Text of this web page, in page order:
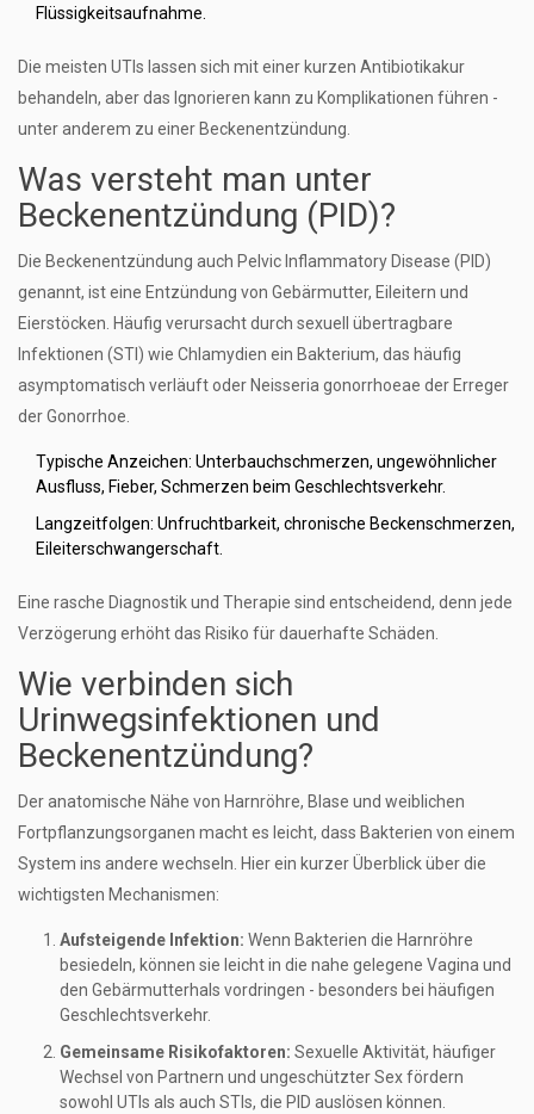
Flüssigkeitsaufnahme.
Die meisten UTIs lassen sich mit einer kurzen Antibiotikakur
behandeln, aber das Ignorieren kann zu Komplikationen führen -
unter anderem zu einer Beckenentzündung.
Was versteht man unter
Beckenentzündung (PID)?
Die Beckenentzündung auch Pelvic Inflammatory Disease (PID)
genannt, ist eine Entzündung von Gebärmutter, Eileitern und
Eierstöcken . Häufig verursacht durch sexuell übertragbare
Infektionen (STI) wie Chlamydien ein Bakterium, das häufig
asymptomatisch verläuftoder Neisseria gonorrhoeae der Erreger
der Gonorrhoe
Typische Anzeichen: Unterbauchschmerzen, ungewöhnlicher
Ausfluss, Fieber, Schmerzen beim Geschlechtsverkehr.
Langzeitfolgen: Unfruchtbarkeit, chronische Beckenschmerzen,
Eileiterschwangerschaft.
Eine rasche Diagnostik und Therapie sind entscheidend, denn jede
Verzögerung erhöht das Risiko für dauerhafte Schäden.
Wie verbinden sich
Urinwegsinfektionen und
Beckenentzündung?
Der anatomische Nähe von Harnröhre, Blase und weiblichen
Fortpflanzungsorganen macht es leicht, dass Bakterien von einem
System ins andere wechseln. Hier ein kurzer Überblick über die
wichtigsten Mechanismen:
Aufsteigende Infektion: Wenn Bakterien die Harnröhre
besiedeln, können sie leicht in die nahe gelegene Vagina und
den Gebärmutterhals vordringen - besonders bei häufigen
Geschlechtsverkehr.
Gemeinsame Risikofaktoren: Sexuelle Aktivität, häufiger
Wechsel von Partnern und ungeschützter Sex fördern
sowohl UTIs als auch STIs, die PID auslösen können.